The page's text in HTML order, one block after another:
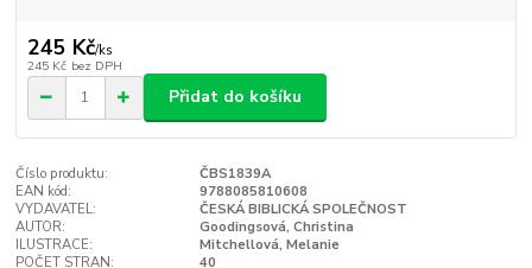
245 Kč/ks
245 Kč bez DPH
Přidat do košíku
Číslo produktu:
ČBS1839A
EAN kód:
9788085810608
VYDAVATEL:
ČESKÁ BIBLICKÁ SPOLEČNOST
AUTOR:
Goodingsová, Christina
ILUSTRACE:
Mitchellová, Melanie
POČET STRAN:
40